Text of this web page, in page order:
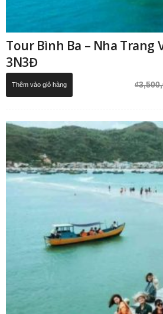
Tour Bình Ba – Nha Trang
3N3Đ
₫
Thêm vào giỏ hàng